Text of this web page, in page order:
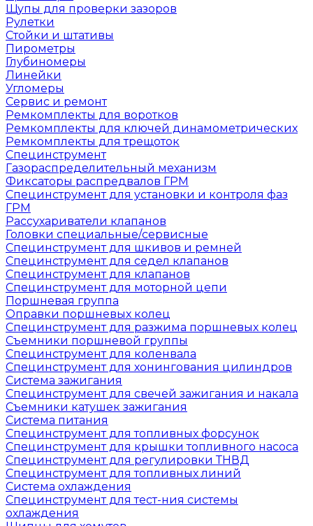
Щупы для проверки зазоров
Рулетки
Стойки и штативы
Пирометры
Глубиномеры
Линейки
Угломеры
Сервис и ремонт
Ремкомплекты для воротков
Ремкомплекты для ключей динамометрических
Ремкомплекты для трещоток
Специнструмент
Газораспределительный механизм
Фиксаторы распредвалов ГРМ
Специнструмент для установки и контроля фаз
ГРМ
Рассухариватели клапанов
Головки специальные/сервисные
Специнструмент для шкивов и ремней
Специнструмент для седел клапанов
Специнструмент для клапанов
Специнструмент для моторной цепи
Поршневая группа
Оправки поршневых колец
Специнструмент для разжима поршневых колец
Съемники поршневой группы
Специнструмент для коленвала
Специнструмент для хонингования цилиндров
Система зажигания
Специнструмент для свечей зажигания и накала
Съемники катушек зажигания
Система питания
Специнструмент для топливных форсунок
Специнструмент для крышки топливного насоса
Специнструмент для регулировки ТНВД
Специнструмент для топливных линий
Система охлаждения
Специнструмент для тест-ния системы
охлаждения